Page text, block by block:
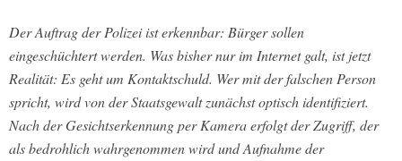
Der Auftrag der Polizei ist erkennbar: Bürger sollen
eingeschüchtert werden. Was bisher nur im Internet galt, ist jetzt
Realität: Es geht um Kontaktschuld. Wer mit der falschen Person
spricht, wird von der Staatsgewalt zunächst optisch identifiziert.
Nach der Gesichtserkennung per Kamera erfolgt der Zugriff, der
als bedrohlich wahrgenommen wird und Aufnahme der